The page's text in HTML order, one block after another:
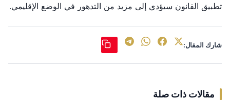
تطبيق القانون سيؤدي إلى مزيد من التدهور في الوضع الإقليمي.
شارك المقال:
مقالات ذات صلة